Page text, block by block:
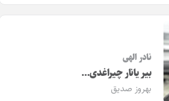
نادر الهی
بیر یانار چیراغدی…
بهروز صدیق